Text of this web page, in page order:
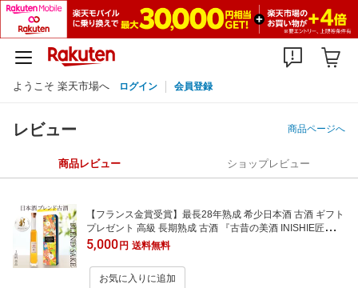
ようこそ 楽天市場へ ログイン 会員登録
レビュー 商品ページへ
商品レビュー ショップレビュー
【フランス金賞受賞】最長28年熟成 希少日本酒 古酒 ギフト
プレゼント 高級 長期熟成 古酒 『古昔の美酒 INISHIE匠』
単品 200ml (3タイプ 甘味/酸味/熟成) / 父の日 お中元 御中元
お酒 祝い酒 内祝い 誕生日 お父さん 父 結婚祝い 記念日 男性
女性 化粧箱 熨斗
5,000円 送料無料
お気に入りに追加